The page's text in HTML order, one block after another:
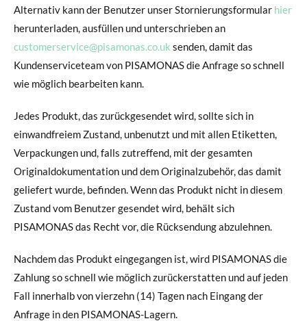
Alternativ kann der Benutzer unser Stornierungsformular hier
herunterladen, ausfüllen und unterschrieben an
customerservice@pisamonas.co.uk senden, damit das
Kundenserviceteam von PISAMONAS die Anfrage so schnell
wie möglich bearbeiten kann.
Jedes Produkt, das zurückgesendet wird, sollte sich in
einwandfreiem Zustand, unbenutzt und mit allen Etiketten,
Verpackungen und, falls zutreffend, mit der gesamten
Originaldokumentation und dem Originalzubehör, das damit
geliefert wurde, befinden. Wenn das Produkt nicht in diesem
Zustand vom Benutzer gesendet wird, behält sich
PISAMONAS das Recht vor, die Rücksendung abzulehnen.
Nachdem das Produkt eingegangen ist, wird PISAMONAS die
Zahlung so schnell wie möglich zurückerstatten und auf jeden
Fall innerhalb von vierzehn (14) Tagen nach Eingang der
Anfrage in den PISAMONAS-Lagern.